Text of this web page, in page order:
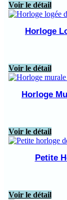
Voir le détail
Horloge
Voir le détail
Horloge
Voir le détail
Petite
Voir le détail